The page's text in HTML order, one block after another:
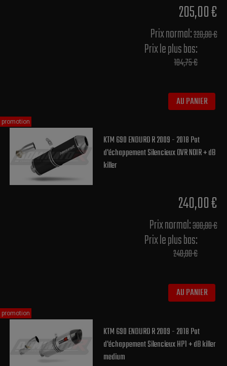
205,00 €
Prix normal​:220,00 €
Prix le plus bas:
184,75 €
AU PANIER
KTM 690 ENDURO R 2009 - 2018 Pot
d'échappement Silencieux OVR NOIR + dB
killer
240,00 €
Prix normal​:300,00 €
Prix le plus bas:
240,00 €
AU PANIER
promotion
KTM 690 ENDURO R 2009 - 2018 Pot
d'échappement Silencieux HP1 + dB killer
medium
promotion